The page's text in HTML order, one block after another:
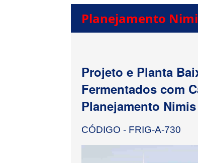
Planejamento
Projeto e Planta
Fermentados com
Planejamento Nimis
CÓDIGO - FRIG-A-730